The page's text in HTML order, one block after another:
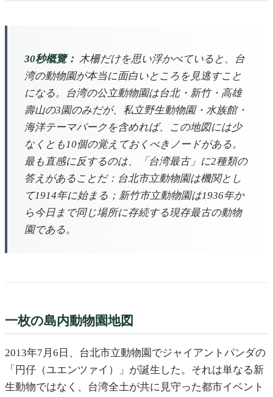
30秒概覽： 木柵だけを思い浮かべていると、台
湾の動物園が本当に面白いところを見逃すこと
になる。台湾の公立動物園は台北・新竹・高雄
壽山の3園のみだが、私立野生動物園・水族館・
海洋テーマパークを含めれば、この地図には少
なくとも10個の覚えておくべきノードがある。
最も直感に反するのは、「台湾最古」に2種類の
答えがあることだ：台北市立動物園は機関とし
て1914年に始まる；新竹市立動物園は1936年か
ら今日まで同じ場所に存続する現存最古の動物
園である。
一枚の島内動物園地図
2013年7月6日、台北市立動物園でジャイアントパンダの
「円仔（ユエンツァイ）」が誕生した。それは単なる新
生動物ではなく、台湾全土が共に見守った都市イベント